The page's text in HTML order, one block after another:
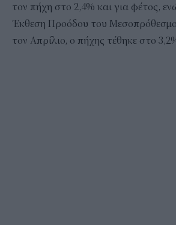
τον πήχη στο 2,4% και για φέτος,
Έκθεση Προόδου του
τον Απρίλιο, ο πήχης τέθηκε στο